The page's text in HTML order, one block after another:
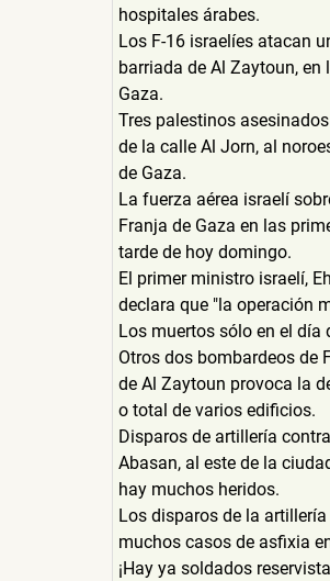
hospitales árabes.
Los F-16 israelíes atacan
barriada de Al Zaytoun, en
Gaza.
Tres palestinos
de la calle Al Jorn, al
de Gaza.
La fuerza aérea israelí
Franja de Gaza en las
tarde de hoy domingo.
El primer ministro israelí,
declara que "la operación
Los muertos sólo en el día
Otros dos bombardeos de
de Al Zaytoun provoca la
o total de varios edificios.
Disparos de artillería
Abasan, al este de la
hay muchos heridos.
Los disparos de la
muchos casos de asfixia
¡Hay ya soldados